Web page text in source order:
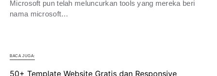
Microsoft pun telah meluncurkan tools yang mereka beri
nama microsoft…
BACA JUGA:
50+ Template Website Gratis dan Responsive